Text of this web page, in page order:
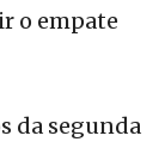
o empate
da segunda